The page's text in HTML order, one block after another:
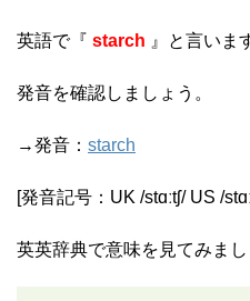
英語で『 starch 』と言いま
発音を確認しましょう。
→発音： starch
[発音記号：UK /stɑːtʃ/ US /
英英辞典で意味を見てみまし